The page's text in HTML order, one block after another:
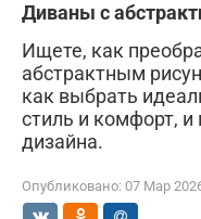
Диваны с
Ищете, как
абстрактным
как выбрать
стиль и комфорт,
дизайна.
Опубликовано: 07 Мар